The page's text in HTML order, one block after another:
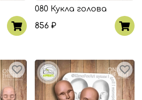
080 Кукла голова
856 ₽